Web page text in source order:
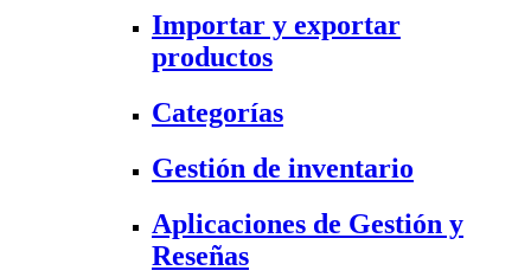
Importar y exportar
productos
Categorías
Gestión de inventario
Aplicaciones de Gestión y
Reseñas